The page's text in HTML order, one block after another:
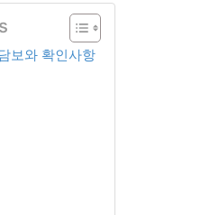
보와 확인사항